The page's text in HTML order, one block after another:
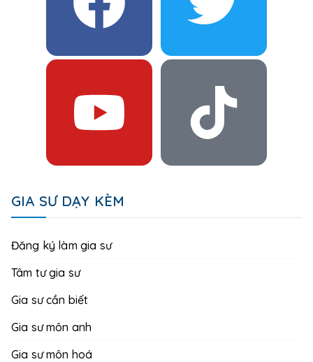
GIA SƯ DẠY KÈM
Đăng ký làm gia sư
Tâm tư gia sư
Gia sư cần biết
Gia sư môn anh
Gia sư môn hoá